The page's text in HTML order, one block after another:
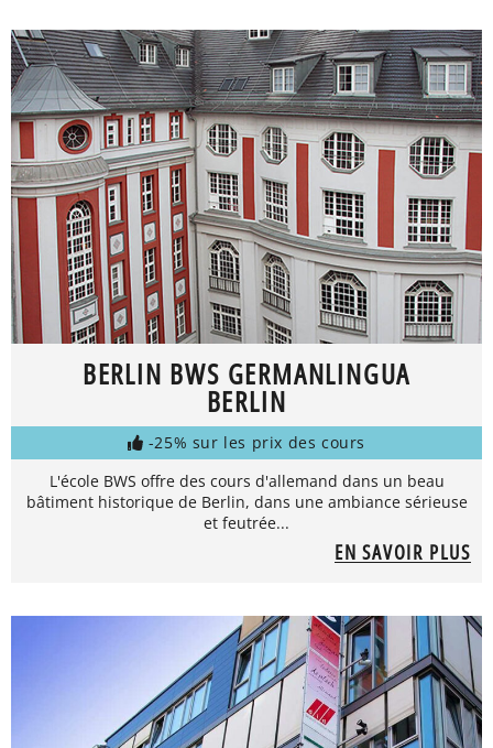
BERLIN BWS GERMANLINGUA
BERLIN
-25% sur les prix des cours
L'école BWS offre des cours d'allemand dans un beau
bâtiment historique de Berlin, dans une ambiance sérieuse
et feutrée...
EN SAVOIR PLUS